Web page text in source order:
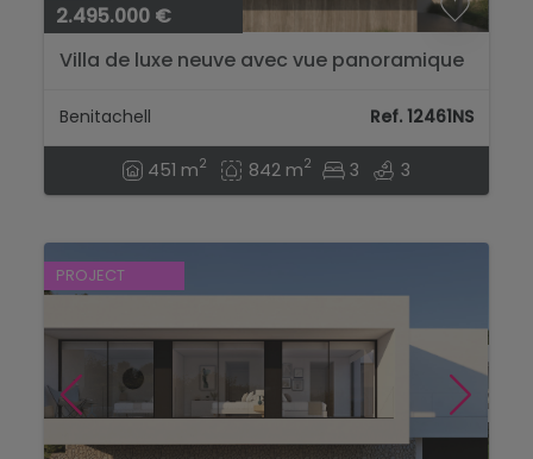
2.495.000 €
Villa de luxe neuve avec vue panoramique
Benitachell Ref. 12461NS
451 m2 842 m2 3 3
PROJECT